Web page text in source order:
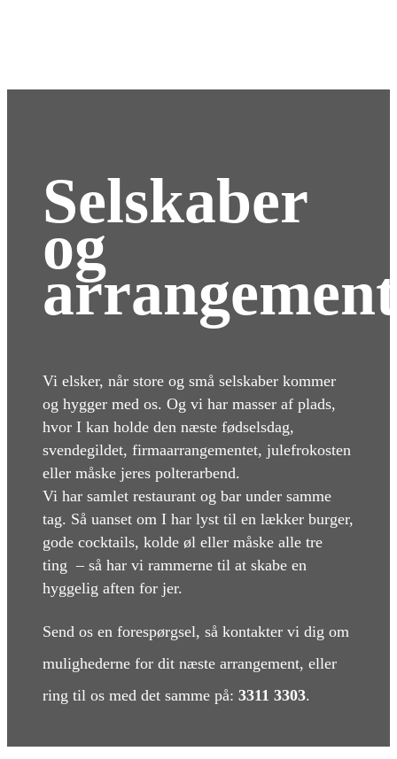
Selskaber
og
Vi elsker, når store og små selskaber kommer
og hygger med os. Og vi har masser af plads,
hvor I kan holde den næste fødselsdag,
svendegildet, firmaarrangementet, julefrokosten
eller måske jeres polterarbend.
Vi har samlet restaurant og bar under samme
tag. Så uanset om I har lyst til en lækker burger,
gode cocktails, kolde øl eller måske alle tre
ting – så har vi rammerne til at skabe en
hyggelig aften for jer.
Send os en forespørgsel, så kontakter vi dig om
mulighederne for dit næste arrangement, eller
ring til os med det samme på: 3311 3303.